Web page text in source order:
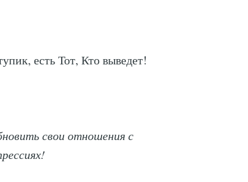
есть Тот, Кто выведет!
свои отношения с
posts delivered